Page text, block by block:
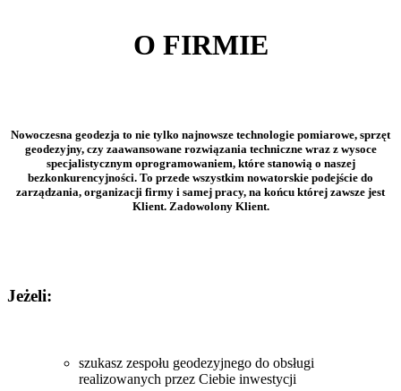
O FIRMIE
Nowoczesna geodezja to nie tylko najnowsze technologie pomiarowe, sprzęt
geodezyjny, czy zaawansowane rozwiązania techniczne wraz z wysoce
specjalistycznym oprogramowaniem, które stanowią o naszej
bezkonkurencyjności. To przede wszystkim nowatorskie podejście do
zarządzania, organizacji firmy i samej pracy, na końcu której zawsze jest
Klient. Zadowolony Klient.
Jeżeli:
szukasz zespołu geodezyjnego do obsługi
realizowanych przez Ciebie inwestycji